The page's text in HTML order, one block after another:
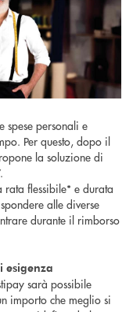
spese personali e
Per questo, dopo il
la soluzione di
rata flessibile* e durata
alle diverse
durante il rimborso
esigenza
sarà possibile
importo che meglio si